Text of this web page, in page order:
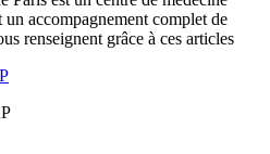
accompagnement complet de
renseignent grâce à ces articles